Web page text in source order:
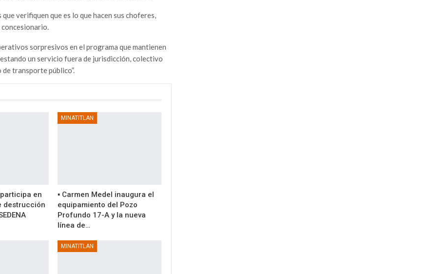
verifiquen que es lo que hacen sus choferes,
concesionario.
sorpresivos en el programa que mantienen
un servicio fuera de jurisdicción, colectivo
transporte público”.
en
destrucción
MINATITLAN
▪️ Carmen Medel inaugura el
equipamiento del Pozo
Profundo 17-A y la nueva
línea de…
MINATITLAN